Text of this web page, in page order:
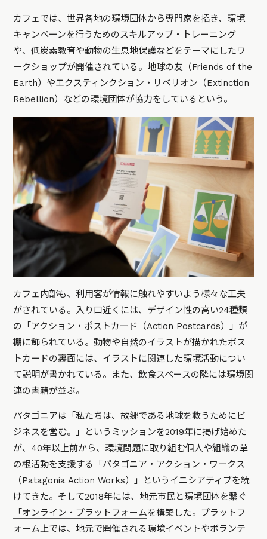
カフェでは、世界各地の環境団体から専門家を招き、環境
キャンペーンを行うためのスキルアップ・トレーニング
や、低炭素教育や動物の生息地保護などをテーマにしたワ
ークショップが開催されている。地球の友（Friends of the
Earth）やエクスティンクション・リベリオン（Extinction
Rebellion）などの環境団体が協力をしているという。
カフェ内部も、利用客が情報に触れやすいよう様々な工夫
がされている。入り口近くには、デザイン性の高い24種類
の「アクション・ポストカード（Action Postcards）」が
棚に飾られている。動物や自然のイラストが描かれたポス
トカードの裏面には、イラストに関連した環境活動につい
て説明が書かれている。また、飲食スペースの隣には環境関
連の書籍が並ぶ。
パタゴニアは「私たちは、故郷である地球を救うためにビ
ジネスを営む。」というミッションを2019年に掲げ始めた
が、40年以上前から、環境問題に取り組む個人や組織の草
の根活動を支援する
「パタゴニア・アクション・ワークス
（Patagonia Action Works）」
というイニシアティブを続
けてきた。そして2018年には、地元市民と環境団体を繋ぐ
「オンライン・プラットフォームを構築した。プラットフ
ォーム上では、地元で開催される環境イベントやボランテ